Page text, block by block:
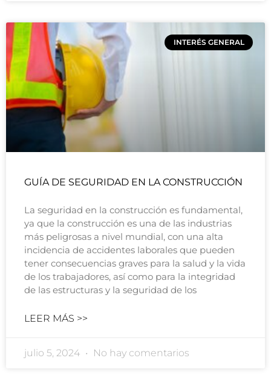
INTERÉS GENERAL
GUÍA DE SEGURIDAD EN LA CONSTRUCCIÓN
La seguridad en la construcción es fundamental,
ya que la construcción es una de las industrias
más peligrosas a nivel mundial, con una alta
incidencia de accidentes laborales que pueden
tener consecuencias graves para la salud y la vida
de los trabajadores, así como para la integridad
de las estructuras y la seguridad de los
LEER MÁS >>
julio 5, 2024 No hay comentarios